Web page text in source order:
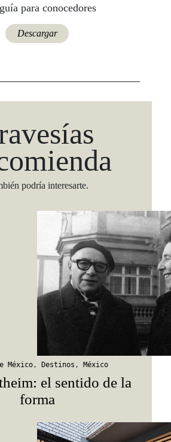
para conocedores
Descargar
podría interesarte.
México, Destinos , México
el sentido de la
forma
de insider y las guías más